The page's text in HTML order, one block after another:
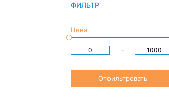
ФИЛЬТР
Цена
-
Отфильтровать